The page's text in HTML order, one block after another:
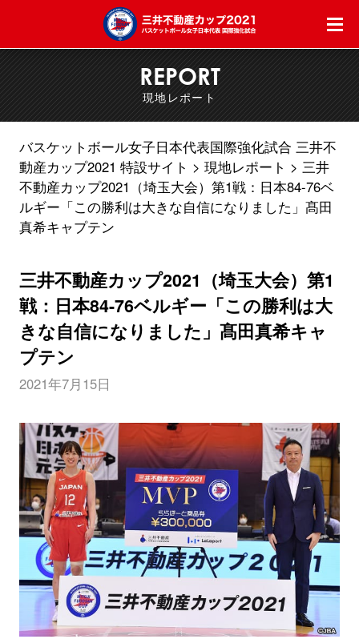
REPORT
現地レポート
バスケットボール女子日本代表国際強化試合 三井不
動産カップ2021 特設サイト
現地レポート
三井
不動産カップ2021（埼玉大会）第1戦：日本84-76ベ
ルギー「この勝利は大きな自信になりました」髙田
真希キャプテン
三井不動産カップ2021（埼玉大会）第1
戦：日本84-76ベルギー「この勝利は大
きな自信になりました」髙田真希キャ
プテン
2021年7月15日